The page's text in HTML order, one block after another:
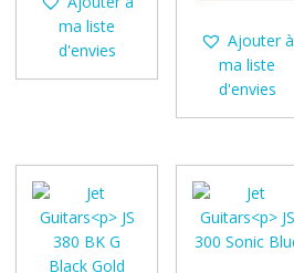
ma liste
d'envies
Ajouter à
ma liste
d'envies